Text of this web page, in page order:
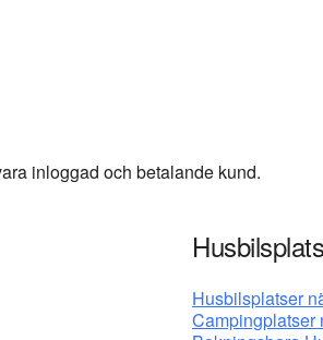
inloggad och betalande kund.
Husbilsplatser
Campingplatser